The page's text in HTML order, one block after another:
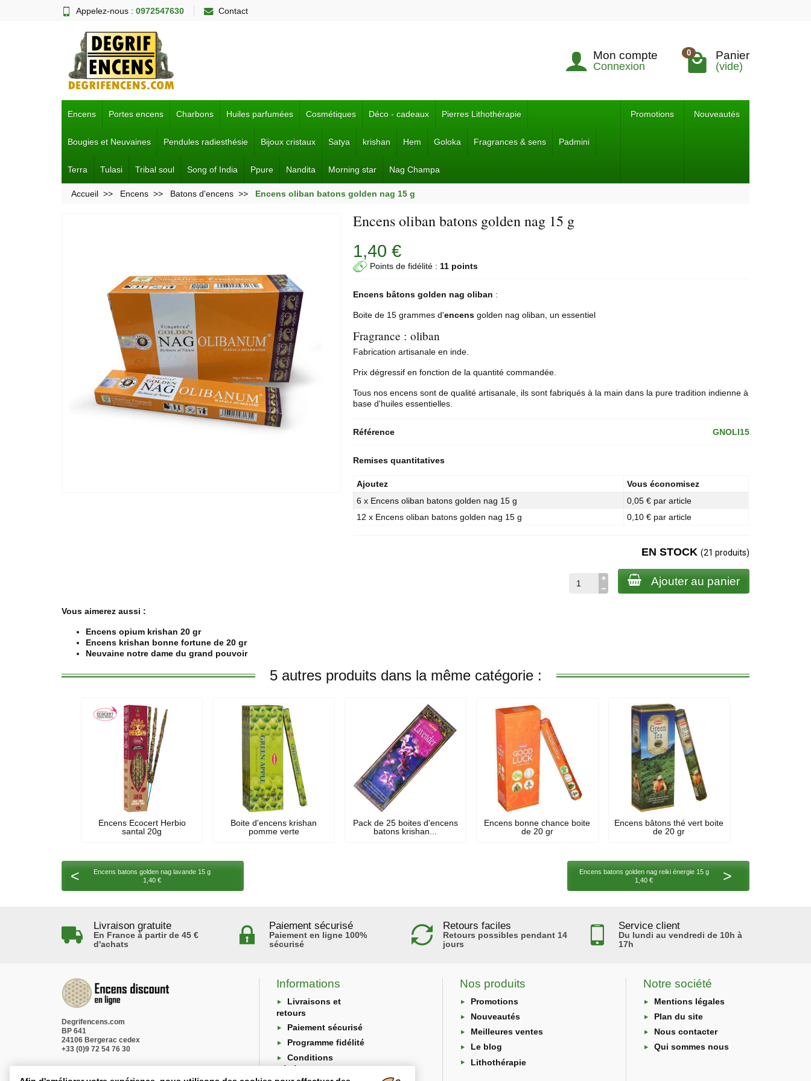
Appelez-nous : 0972547630 Contact
Mon compte
Connexion
0 Panier
(vide)
Encens Portes encens Charbons Huiles parfumées Cosmétiques Déco - cadeaux Pierres Lithothérapie
Bougies et Neuvaines Pendules radiesthésie Bijoux cristaux Satya krishan Hem Goloka Fragrances & sens Padmini
Terra Tulasi Tribal soul Song of India Ppure Nandita Morning star Nag Champa
Promotions Nouveautés
Accueil Encens Batons d'encens Encens oliban batons golden nag 15 g
Encens oliban batons golden nag 15 g
1,40 €
Points de fidélité : 11 points
Encens bâtons golden nag oliban :
Boite de 15 grammes d'encens golden nag oliban, un essentiel
Fragrance : oliban
Fabrication artisanale en inde.
Prix dégressif en fonction de la quantité commandée.
Tous nos encens sont de qualité artisanale, ils sont fabriqués à la main dans la pure tradition indienne à
base d'huiles essentielles.
Référence GNOLI15
Remises quantitatives
Ajoutez
Vous économisez
6 x Encens oliban batons golden nag 15 g
0,05 € par article
12 x Encens oliban batons golden nag 15 g
0,10 € par article
EN STOCK (21 produits)
Ajouter au panier
Vous aimerez aussi :
Encens opium krishan 20 gr
Encens krishan bonne fortune de 20 gr
Neuvaine notre dame du grand pouvoir
5 autres produits dans la même catégorie :
Encens Ecocert Herbio
santal 20g
Boite d'encens krishan
pomme verte
Pack de 25 boites d'encens
batons krishan...
Encens bonne chance boite
de 20 gr
Encens bâtons thé vert boite
de 20 gr
<
Encens batons golden nag lavande 15 g
1,40 €
Encens batons golden nag reiki énergie 15 g
1,40 €
>
Livraison gratuite
En France à partir de 45 €
d'achats
Paiement sécurisé
Paiement en ligne 100%
sécurisé
Retours faciles
Retours possibles pendant 14
jours
Service client
Du lundi au vendredi de 10h à
17h
Degrifencens.com
BP 641
24106 Bergerac cedex
+33 (0)9 72 54 76 30
Informations
Livraisons et
retours
Paiement sécurisé
Programme fidélité
Conditions
générales
Nos produits
Promotions
Nouveautés
Meilleures ventes
Le blog
Lithothérapie
Notre société
Mentions légales
Plan du site
Nous contacter
Qui sommes nous